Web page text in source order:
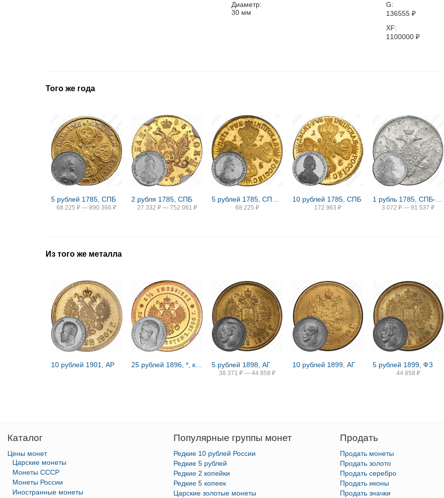
Диаметр:
30 мм
G:
136555 ₽
XF:
1100000 ₽
Того же года
5 рублей 1785, СПБ
68 225 ₽ — 890 366 ₽
2 рубля 1785, СПБ
27 332 ₽ — 752 061 ₽ 68 225 ₽
10 рублей 1785, СПБ
172 963 ₽ 3 072 ₽ — 91 537 ₽
Из того же металла
10 рублей 1901, АР 5 рублей 1898, АГ
38 371 ₽ — 44 858 ₽
10 рублей 1899, АГ 5 рублей 1899, ФЗ
44 858 ₽
Каталог
Цены монет
Царские монеты
Монеты СССР
Монеты России
Иностранные монеты
Популярные группы монет
Редкие 10 рублей России
Редкие 5 рублей
Редкие 2 копейки
Редкие 5 копеек
Царские золотые монеты
Продать
Продать монеты
Продать золото
Продать серебро
Продать иконы
Продать значки